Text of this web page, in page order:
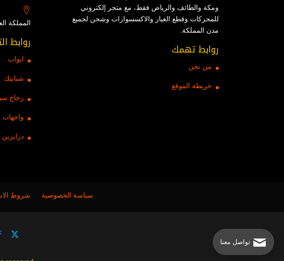
ومكة والطائف والرياض فقط، مع متجر إلكتروني
للمحركات وقطع الغيار والاكسسوارات وشحن لجميع
مدن المملكة.
روابط تهمك
من نحن
خريطة الموقع
المملكة
روابط
ابواب
شبابيك
زجاج
واجهات
درابزين
سياسة الخصوصية شروط
تواصل معنا